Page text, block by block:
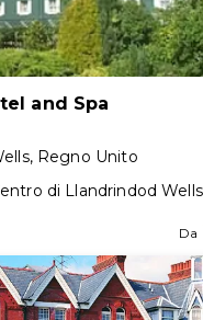
and Spa
, Regno Unito
di Llandrindod Wells
Da